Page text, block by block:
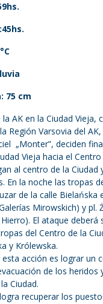
75 cm
AK en la Ciudad Vieja,
Región Varsovia del
„Monter”, deciden
Vieja hacia el
al centro de la Ciudad
En la noche las tropas
de la calle Bielańska
Mirowskich) y pl.
El ataque deberá
del Centro de la
y Królewska.
acción es lograr un
de los heridos
Ciudad.
recuperar los